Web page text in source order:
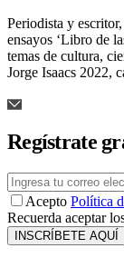
Periodista y
ensayos ‘Libro de
temas de cultura,
Jorge Isaacs 2022,
Regístrate
Acepto Política
Recuerda aceptar
INSCRÍBETE AQUÍ